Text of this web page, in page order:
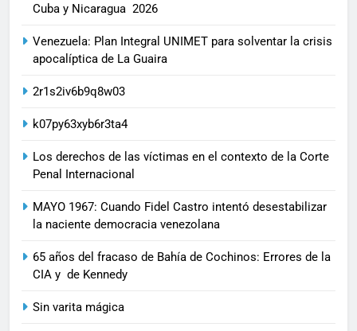
Cuba y Nicaragua 2026
Venezuela: Plan Integral UNIMET para solventar la crisis
apocalíptica de La Guaira
2r1s2iv6b9q8w03
k07py63xyb6r3ta4
Los derechos de las víctimas en el contexto de la Corte
Penal Internacional
MAYO 1967: Cuando Fidel Castro intentó desestabilizar
la naciente democracia venezolana
65 años del fracaso de Bahía de Cochinos: Errores de la
CIA y de Kennedy
Sin varita mágica